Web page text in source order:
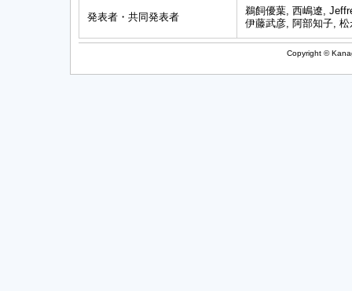
発表者・共同発表者
鵜飼優葉, 西嶋遼,
伊藤武彦, 阿部知子,
Copyright ©